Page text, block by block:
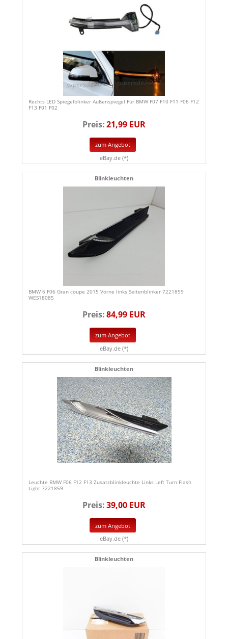
Rechts LED Spiegelblinker Außenspiegel Für BMW F07 F10 F11 F06 F12
F13 F01 F02
Preis:21,99 EUR
zum Angebot
eBay.de (*)
Blinkleuchten
BMW 6 F06 Gran coupe 2015 Vorne links Seitenblinker 7221859
WES18085
Preis:84,99 EUR
zum Angebot
eBay.de (*)
Blinkleuchten
Leuchte BMW F06 F12 F13 Zusatzblinkleuchte Links Left Turn Flash
Light 7221859
Preis:39,00 EUR
zum Angebot
eBay.de (*)
Blinkleuchten